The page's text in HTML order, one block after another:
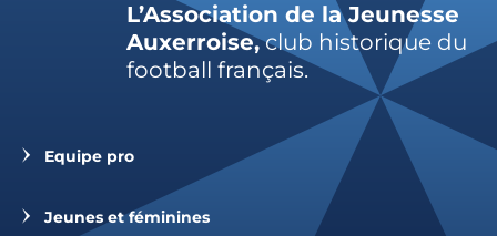
L’Association de la Jeunesse
Auxerroise,club historique du
football français.
Equipe pro
Jeunes et féminines